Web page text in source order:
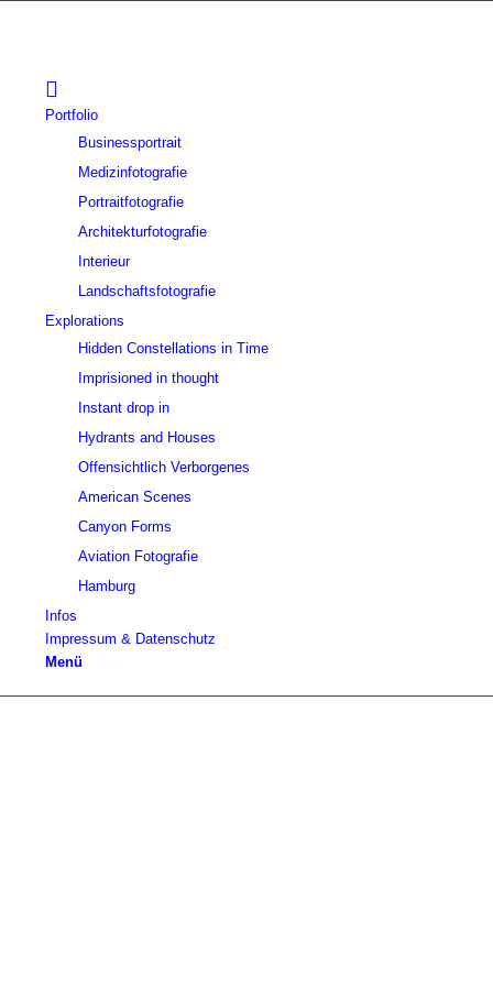
Portfolio
Businessportrait
Medizinfotografie
Portraitfotografie
Architekturfotografie
Interieur
Landschaftsfotografie
Explorations
Hidden Constellations in Time
Imprisioned in thought
Instant drop in
Hydrants and Houses
Offensichtlich Verborgenes
American Scenes
Canyon Forms
Aviation Fotografie
Hamburg
Infos
Impressum & Datenschutz
Menü